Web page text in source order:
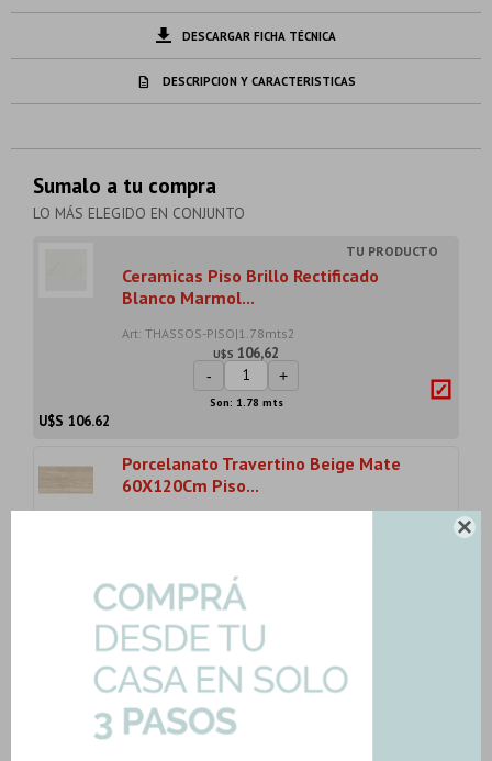

DESCARGAR FICHA TÉCNICA
DESCRIPCION Y CARACTERISTICAS
Sumalo a tu compra
LO MÁS ELEGIDO EN CONJUNTO
Ceramicas Piso Brillo Rectificado
Blanco Marmol...
Art: THASSOS-PISO|1.78mts2
U$S 106,62
- +
Son: 1.78 mts
U$S 106.62
Porcelanato Travertino Beige Mate
60X120Cm Piso...
Son: 1.44 mts
119.44
Porcelanato Negro Marmolado
Rectificado 123X123...
Art: BLACK-MISTY-NA|3.03mts2
U$S